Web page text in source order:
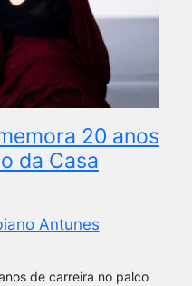
20 anos
da Casa
Antunes
de carreira no palco